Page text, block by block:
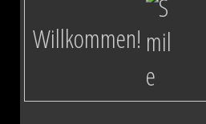
Willkommen!